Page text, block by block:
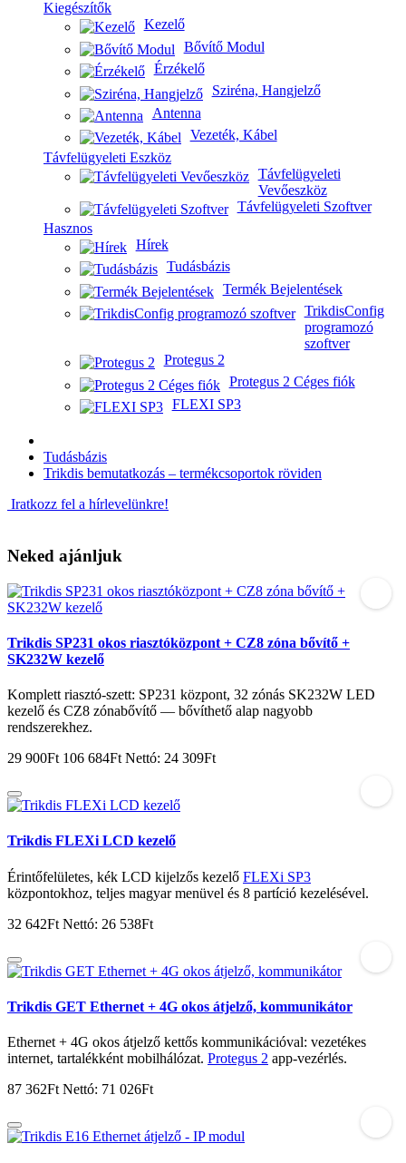
Kiegészítők
Kezelő
Bővítő Modul
Érzékelő
Sziréna, Hangjelző
Antenna
Vezeték, Kábel
Távfelügyeleti Eszköz
Távfelügyeleti
Vevőeszköz
Távfelügyeleti Szoftver
Hasznos
Hírek
Tudásbázis
Termék Bejelentések
TrikdisConfig
programozó
szoftver
Protegus 2
Protegus 2 Céges fiók
FLEXI SP3
Tudásbázis
Trikdis bemutatkozás – termékcsoportok röviden
Iratkozz fel a hírlevelünkre!
Neked ajánljuk
Trikdis SP231 okos riasztóközpont + CZ8 zóna bővítő +
SK232W kezelő
Komplett riasztó-szett: SP231 központ, 32 zónás SK232W LED
kezelő és CZ8 zónabővítő — bővíthető alap nagyobb
rendszerekhez.
29 900Ft 106 684Ft Nettó: 24 309Ft
Trikdis FLEXi LCD kezelő
Érintőfelületes, kék LCD kijelzős kezelő FLEXi SP3
központokhoz, teljes magyar menüvel és 8 partíció kezelésével.
32 642Ft Nettó: 26 538Ft
Trikdis GET Ethernet + 4G okos átjelző, kommunikátor
Ethernet + 4G okos átjelző kettős kommunikációval: vezetékes
internet, tartalékként mobilhálózat. Protegus 2 app-vezérlés.
87 362Ft Nettó: 71 026Ft